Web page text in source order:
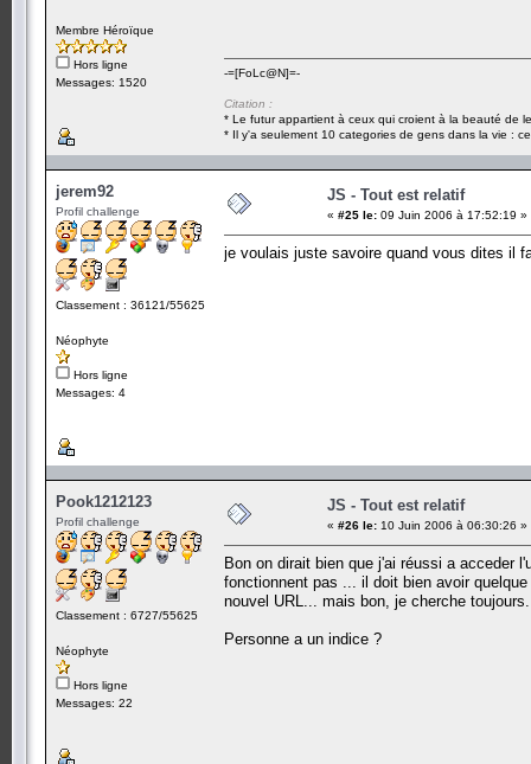
Membre Héroïque
Hors ligne
Messages: 1520
-=[FoLc@N]=-
Citation :
* Le futur appartient à ceux qui croient à la beauté de
* Il y'a seulement 10 categories de gens dans la vie :
jerem92
Profil challenge
Classement : 36121/55625
Néophyte
Hors ligne
Messages: 4
JS - Tout est relatif
« #25 le: 09 Juin 2006 à 17:52:19 »
je voulais juste savoire quand vous dites il
Pook1212123
Profil challenge
Classement : 6727/55625
Néophyte
Hors ligne
Messages: 22
JS - Tout est relatif
« #26 le: 10 Juin 2006 à 06:30:26 »
Bon on dirait bien que j'ai réussi a acceder
fonctionnent pas ... il doit bien avoir
nouvel URL... mais bon, je cherche
Personne a un indice ?